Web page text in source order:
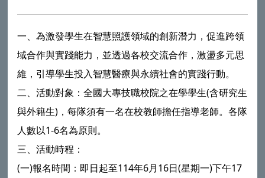
一、為激發學生在智慧照護領域的創新潛力，促進跨領
域合作與實踐能力，並透過各校交流合作，激盪多元思
維，引導學生投入智慧醫療與永續社會的實踐行動。
二、活動對象：全國大專技職校院之在學學生(含研究生
與外籍生)，每隊須有一名在校教師擔任指導老師。各隊
人數以1-6名為原則。
三、活動時程：
(一)報名時間：即日起至114年6月16日(星期一)下午17